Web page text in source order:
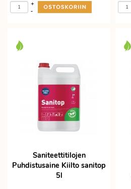
-
+
Saniteettitilojen
Puhdistusaine Kiilto sanitop
5l